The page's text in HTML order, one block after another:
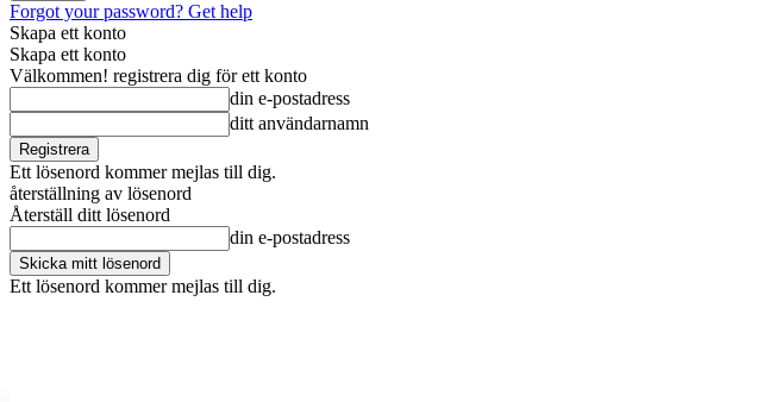
Forgot your password? Get help
Skapa ett konto
Skapa ett konto
Välkommen! registrera dig för ett konto
din e-postadress
ditt användarnamn
Ett lösenord kommer mejlas till dig.
återställning av lösenord
Återställ ditt lösenord
din e-postadress
Ett lösenord kommer mejlas till dig.